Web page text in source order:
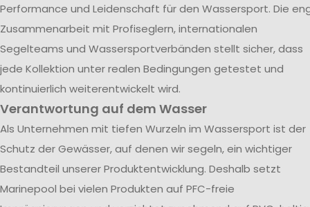
Performance und Leidenschaft für den Wassersport. Die
Zusammenarbeit mit Profiseglern, internationalen
Segelteams und Wassersportverbänden stellt sicher, dass
jede Kollektion unter realen Bedingungen getestet und
kontinuierlich weiterentwickelt wird.
Verantwortung auf dem Wasser
Als Unternehmen mit tiefen Wurzeln im Wassersport ist der
Schutz der Gewässer, auf denen wir segeln, ein wichtiger
Bestandteil unserer Produktentwicklung. Deshalb setzt
Marinepool bei vielen Produkten auf PFC-freie